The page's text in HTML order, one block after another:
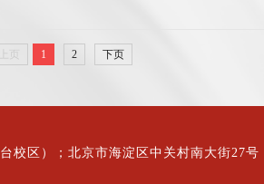
1 2 下页
校区）；北京市海淀区中关村南大街27号